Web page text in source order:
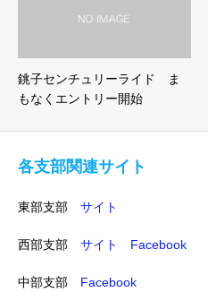
銚子センチュリーライド ま
もなくエントリー開始
各支部関連サイト
東部支部 サイト
西部支部 サイト Facebook
中部支部 Facebook